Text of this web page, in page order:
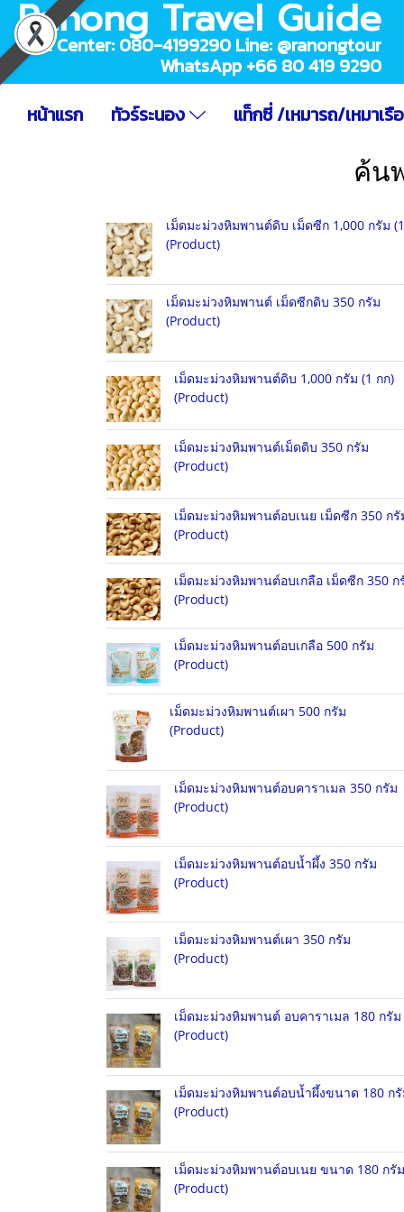
Ranong Travel Guide
Call Center: 080-4199290 Line: @ranongtour
WhatsApp +66 80 419 9290
หน้าแรก
ทัวร์ระนอง แท็กซี่ /เหมารถ/เหมาเรื
ค้น
เม็ดมะม่วงหิมพานต์ดิบ เม็ดซีก 1,000 กรัม
(Product)
เม็ดมะม่วงหิมพานต์ เม็ดซีกดิบ 350 กรัม
(Product)
เม็ดมะม่วงหิมพานต์ดิบ 1,000 กรัม (1 กก)
(Product)
เม็ดมะม่วงหิมพานต์เม็ดดิบ 350 กรัม
(Product)
เม็ดมะม่วงหิมพานต์อบเนย เม็ดซีก 350 กรั
(Product)
เม็ดมะม่วงหิมพานต์อบเกลือ เม็ดซีก 350 ก
(Product)
เม็ดมะม่วงหิมพานต์อบเกลือ 500 กรัม
(Product)
เม็ดมะม่วงหิมพานต์เผา 500 กรัม
(Product)
เม็ดมะม่วงหิมพานต์อบคาราเมล 350 กรัม
(Product)
เม็ดมะม่วงหิมพานต์อบน้ำผึ้ง 350 กรัม
(Product)
เม็ดมะม่วงหิมพานต์เผา 350 กรัม
(Product)
เม็ดมะม่วงหิมพานต์ อบคาราเมล 180 กรัม
(Product)
เม็ดมะม่วงหิมพานต์อบน้ำผึ้งขนาด 180 ก
(Product)
เม็ดมะม่วงหิมพานต์อบเนย ขนาด 180 กรัม
(Product)